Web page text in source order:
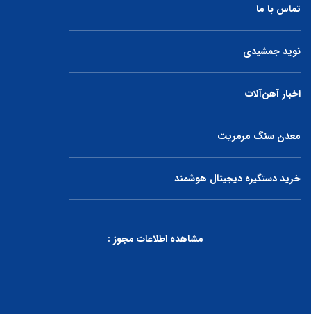
تماس با ما
نوید جمشیدی
اخبار آهن‌آلات
معدن سنگ مرمریت
خرید دستگیره دیجیتال هوشمند
مشاهده اطلاعات مجوز :